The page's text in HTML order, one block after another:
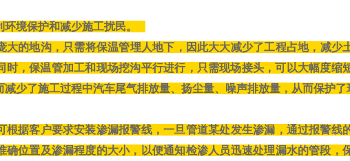
环境保护和减少施工扰民。
大的地沟，只需将保温管埋人地下，因此大大减少了工程占地，减少
时，保温管加工和现场挖沟平行进行，只需现场接头，可以大幅度缩
少了施工过程中汽车尾气排放量、扬尘量、噪声排放量，从而保护了
根据客户要求安装渗漏报警线，一旦管道某处发生渗漏，通过报警线
确位置及渗漏程度的大小，以便通知检渗人员迅速处理漏水的管段，